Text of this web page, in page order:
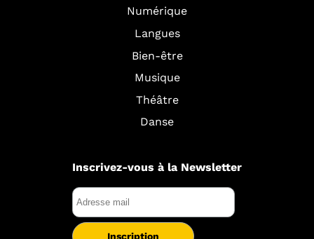
Numérique
Langues
Bien-être
Musique
Théâtre
Danse
Inscrivez-vous à la Newsletter